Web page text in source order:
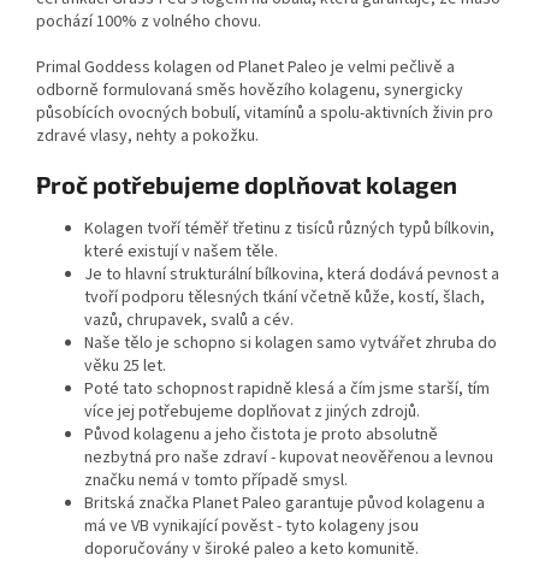
pochází 100% z volného chovu.
Primal Goddess kolagen od Planet Paleo je velmi pečlivě a
odborně formulovaná směs hovězího kolagenu, synergicky
působících ovocných bobulí, vitamínů a spolu-aktivních živin pro
zdravé vlasy, nehty a pokožku.
Proč potřebujeme doplňovat kolagen
Kolagen tvoří téměř třetinu z tisíců různých typů bílkovin,
které existují v našem těle.
Je to hlavní strukturální bílkovina, která dodává pevnost a
tvoří podporu tělesných tkání včetně kůže, kostí, šlach,
vazů, chrupavek, svalů a cév.
Naše tělo je schopno si kolagen samo vytvářet zhruba do
věku 25 let.
Poté tato schopnost rapidně klesá a čím jsme starší, tím
více jej potřebujeme doplňovat z jiných zdrojů.
Původ kolagenu a jeho čistota je proto absolutně
nezbytná pro naše zdraví - kupovat neověřenou a levnou
značku nemá v tomto případě smysl.
Britská značka Planet Paleo garantuje původ kolagenu a
má ve VB vynikající pověst - tyto kolageny jsou
doporučovány v široké paleo a keto komunitě.